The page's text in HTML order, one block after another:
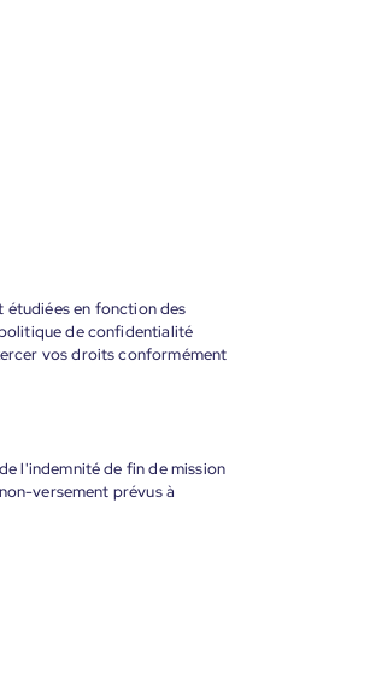
étudiées en fonction des
de confidentialité
vos droits conformément
l'indemnité de fin de mission
versement prévus à